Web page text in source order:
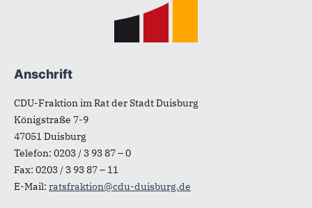
Anschrift
CDU-Fraktion im Rat der Stadt Duisburg
Königstraße 7-9
47051Duisburg
Telefon: 0203 / 3 93 87 – 0
Fax: 0203 / 3 93 87 – 11
E-Mail: ratsfraktion@cdu-duisburg.de